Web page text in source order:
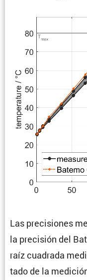
Las preci­siones
la preci­sión del
raíz cuadrada
tado de la